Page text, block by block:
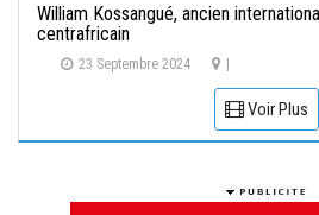
William Kossangué, ancien
centrafricain
23 Septembre 2024 |
Voir Plus